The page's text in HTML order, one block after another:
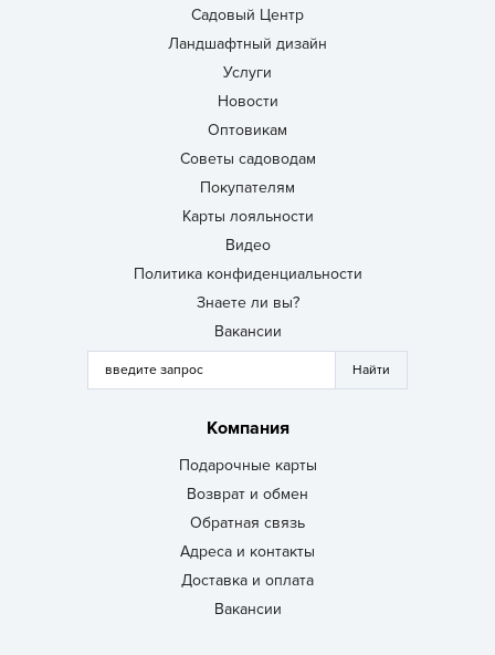
Садовый Центр
Ландшафтный дизайн
Услуги
Новости
Оптовикам
Советы садоводам
Покупателям
Карты лояльности
Видео
Политика конфиденциальности
Знаете ли вы?
Вакансии
Компания
Подарочные карты
Возврат и обмен
Обратная связь
Адреса и контакты
Доставка и оплата
Вакансии